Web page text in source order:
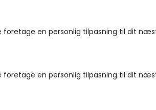
foretage en personlig tilpasning til dit
foretage en personlig tilpasning til dit